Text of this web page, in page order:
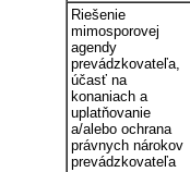
Riešenie
mimosporovej
agendy
prevádzkovateľa,
účasť na
konaniach a
uplatňovanie
a/alebo ochrana
právnych nárokov
prevádzkovateľa